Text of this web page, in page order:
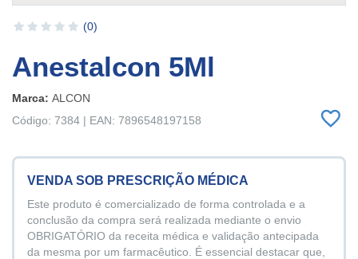
(0)
Anestalcon 5Ml
Marca: ALCON
Código: 7384 | EAN: 7896548197158
VENDA SOB PRESCRIÇÃO MÉDICA
Este produto é comercializado de forma controlada e a
conclusão da compra será realizada mediante o envio
OBRIGATÓRIO da receita médica e validação antecipada
da mesma por um farmacêutico. É essencial destacar que,